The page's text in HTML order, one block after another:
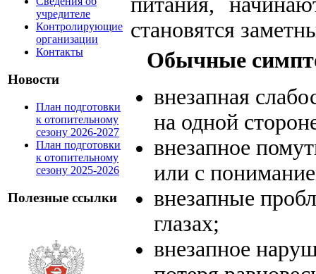
учредителе
Контролирующие
организации
Контакты
Новости
План подготовки
к отопительному
сезону 2026-2027
План подготовки
к отопительному
сезону 2025-2026
Полезные ссылки
становятся
Обычные
внезапная
на одной
внезапное
или с
внезапные
глазах;
внезапное